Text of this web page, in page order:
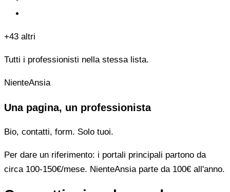
+43 altri
Tutti i professionisti nella stessa lista.
NienteAnsia
Una pagina, un professionista
Bio, contatti, form. Solo tuoi.
Per dare un riferimento: i portali principali partono da
circa 100-150€/mese. NienteAnsia parte da 100€ all'anno.